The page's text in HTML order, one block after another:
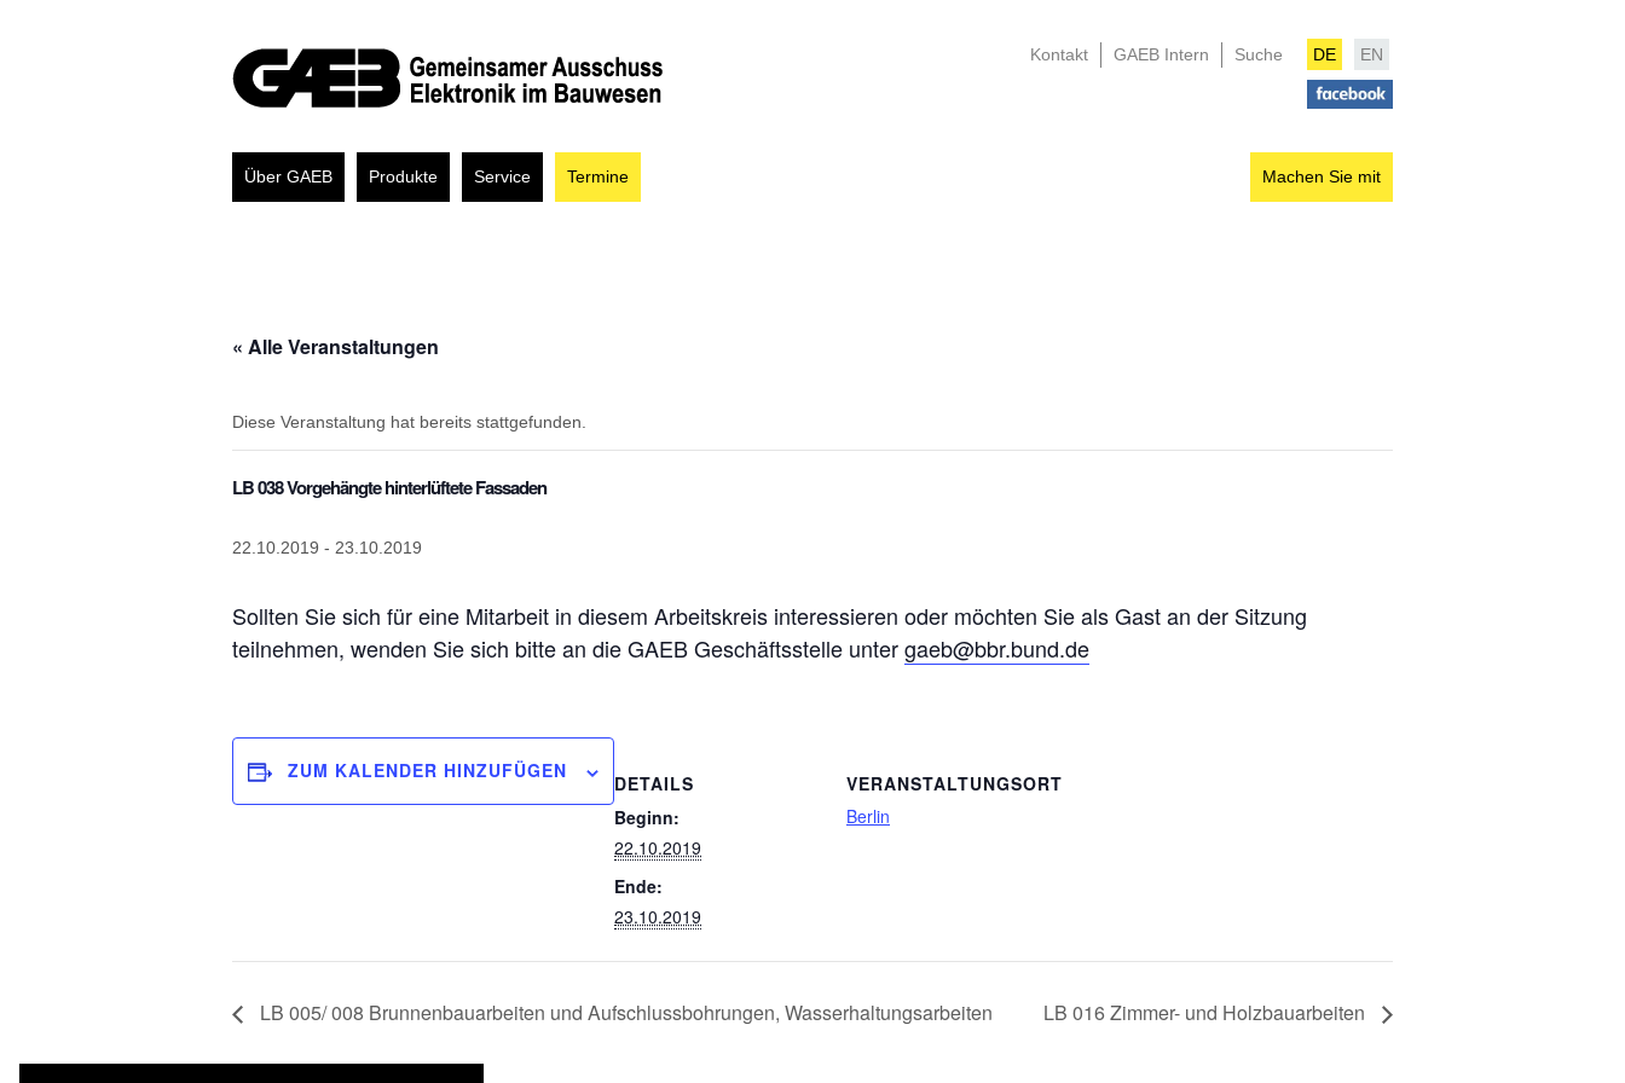
Kontakt GAEB Intern Suche DE EN
Über GAEB Produkte Service Termine Machen Sie mit
« Alle Veranstaltungen
Diese Veranstaltung hat bereits stattgefunden.
LB 038 Vorgehängte hinterlüftete Fassaden
22.10.2019 - 23.10.2019
Sollten Sie sich für eine Mitarbeit in diesem Arbeitskreis interessieren oder möchten Sie als Gast an der Sitzung
teilnehmen, wenden Sie sich bitte an die GAEB Geschäftsstelle untergaeb@bbr.bund.de
ZUM KALENDER HINZUFÜGEN
DETAILS
Beginn:
22.10.2019
Ende:
23.10.2019
VERANSTALTUNGSORT
Berlin
LB 005/ 008 Brunnenbauarbeiten und Aufschlussbohrungen, Wasserhaltungsarbeiten LB 016 Zimmer- und Holzbauarbeiten